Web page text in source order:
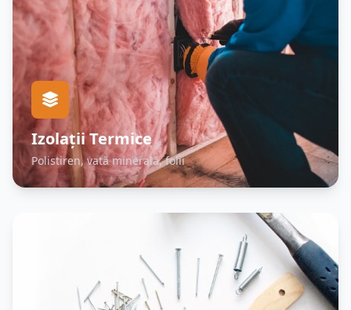
Izolații Termice
Polistiren, vată minerală, folii